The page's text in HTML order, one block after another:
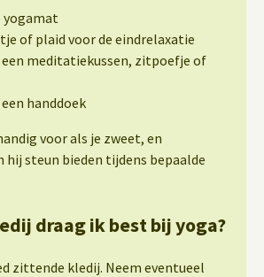
yogamat
of plaid voor de eindrelaxatie
een meditatiekussen, zitpoefje of
handdoek
voor als je zweet, en
hij steun bieden tijdens bepaalde
draag ik best bij yoga?
zittende kledij. Neem eventueel